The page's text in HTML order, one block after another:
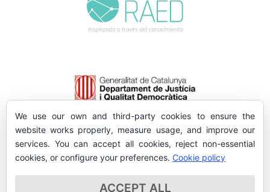
We use our own and third-party cookies to ensure the
website works properly, measure usage, and improve our
services. You can accept all cookies, reject non-essential
cookies, or configure your preferences. Cookie policy
ACCEPT ALL